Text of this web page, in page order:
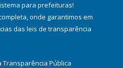
para prefeituras!
onde garantimos em
das leis de transparência
Transparência Pública